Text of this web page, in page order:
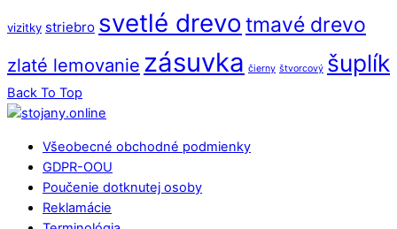
vizitky striebro svetlé drevotmavé drevo
zlaté lemovanie zásuvka čierny štvorcový šuplík
Back To Top
Všeobecné obchodné podmienky
GDPR-OOU
Poučenie dotknutej osoby
Reklamácie